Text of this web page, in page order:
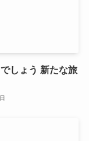
しょう 新たな旅